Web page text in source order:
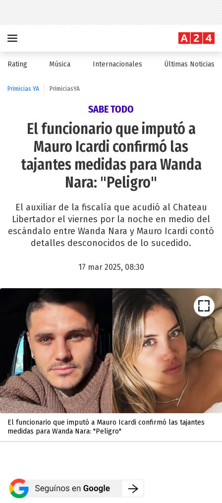
Rating Música Internacionales Últimas Noticias
Primicias YA PrimiciasYA
SABE TODO
El funcionario que imputó a
Mauro Icardi confirmó las
tajantes medidas para Wanda
Nara: "Peligro"
El auxiliar de la fiscalía que acudió al Chateau
Libertador el viernes por la noche en medio del
escándalo entre Wanda Nara y Mauro Icardi contó
detalles desconocidos de lo sucedido.
17 mar 2025, 08:30
El funcionario que imputó a Mauro Icardi confirmó las tajantes
medidas para Wanda Nara: "Peligro"